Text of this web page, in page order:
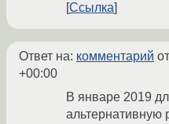
Ссылка
Ответ на: комментарий
+00:00
В январе 2019
альтернативную